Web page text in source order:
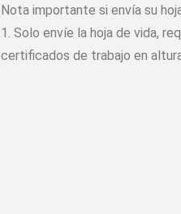
Nota importante si envía su
1. Solo envíe la hoja de vida,
certificados de trabajo en